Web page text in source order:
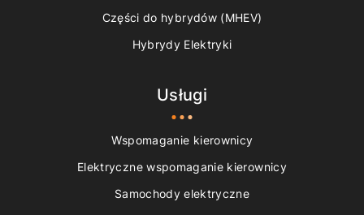
Części do hybrydów (MHEV)
Hybrydy Elektryki
Usługi
Wspomaganie kierownicy
Elektryczne wspomaganie kierownicy
Samochody elektryczne